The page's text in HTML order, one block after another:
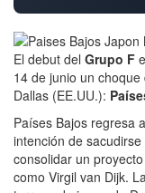
El debut del Grupo F
14 de junio un
Dallas (EE.UU.):
Países Bajos regresa
intención de
consolidar un
como Virgil van Dijk.